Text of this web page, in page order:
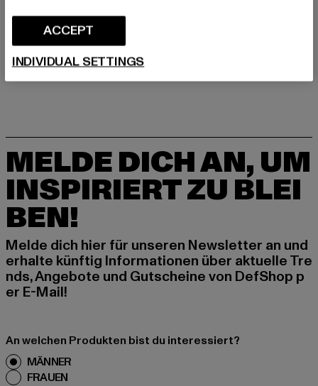
LIEFERUNG & RÜCKGABE
MELDE DICH AN, UM
INSPIRIERT ZU BLEI
BEN!
Melde dich hier für unseren Newsletter an und
erhalte künftig Informationen über aktuelle Tre
nds, Angebote und Gutscheine von DefShop p
er E-Mail!
An welchen Produkten bist du interessiert?
MÄNNER
FRAUEN
ACCEPT
INDIVIDUAL SETTINGS